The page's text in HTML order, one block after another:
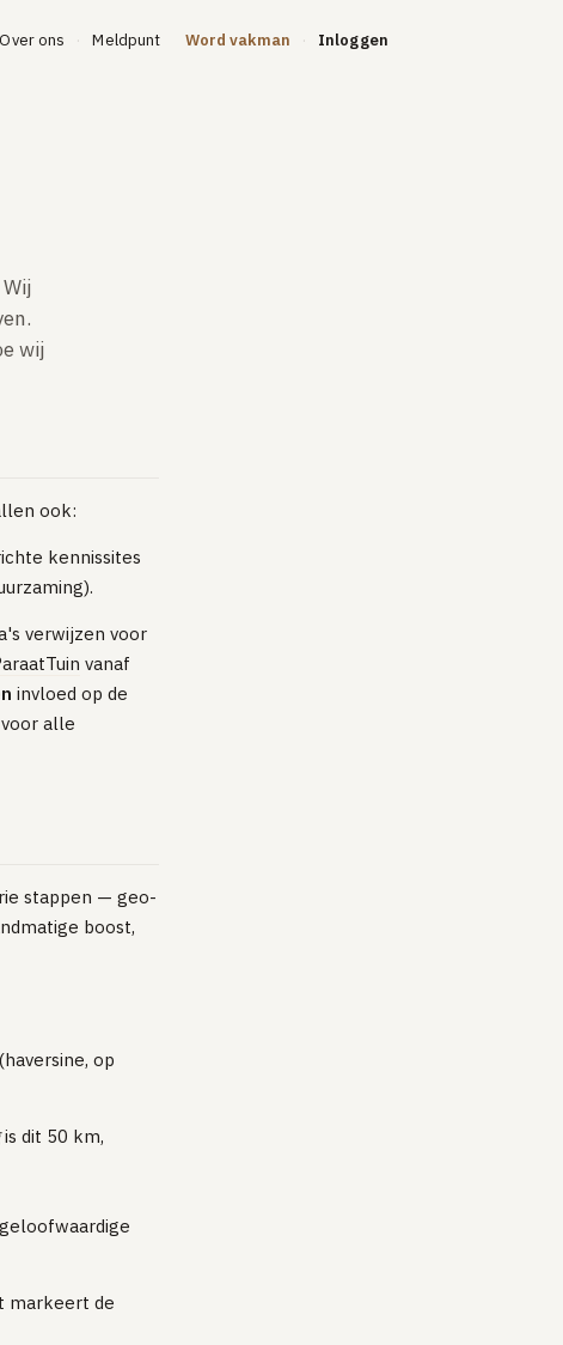
Over ons · Meldpunt Word vakman · Inloggen
wij
ook:
kennissites
verwijzen voor
vanaf
invloed op de
alle
stappen — geo-
boost,
op
is dit 50 km,
markeert de